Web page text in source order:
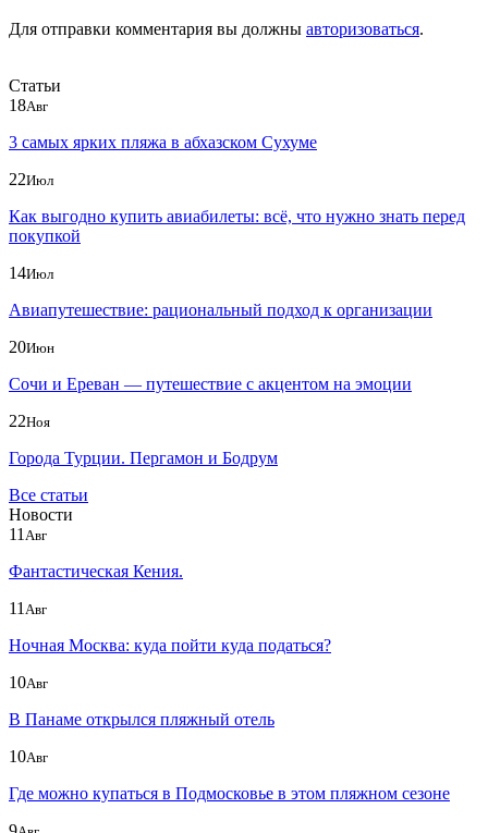
Для отправки комментария вы должны авторизоваться.
Статьи
18Авг
3 самых ярких пляжа в абхазском Сухуме
22Июл
Как выгодно купить авиабилеты: всё, что нужно знать перед
покупкой
14Июл
Авиапутешествие: рациональный подход к организации
20Июн
Сочи и Ереван — путешествие с акцентом на эмоции
22Ноя
Города Турции. Пергамон и Бодрум
Все статьи
Новости
11 Авг
Фантастическая Кения.
11 Авг
Ночная Москва: куда пойти куда податься?
10Авг
В Панаме открылся пляжный отель
10Авг
Где можно купаться в Подмосковье в этом пляжном сезоне